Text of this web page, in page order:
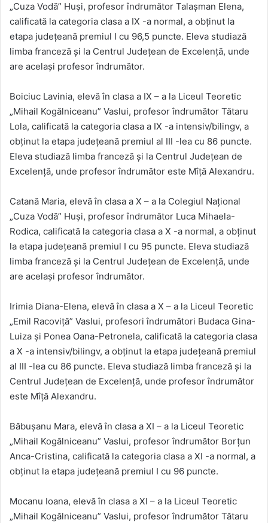
„Cuza Vodă” Huși, profesor îndrumător Talașman Elena,
calificată la categoria clasa a IX -a normal, a obținut la
etapa județeană premiul I cu 96,5 puncte. Eleva studiază
limba franceză și la Centrul Județean de Excelență, unde
are același profesor îndrumător.
Boiciuc Lavinia, elevă în clasa a IX – a la Liceul Teoretic
„Mihail Kogălniceanu” Vaslui, profesor îndrumător Tătaru
Lola, calificată la categoria clasa a IX -a intensiv/bilingv, a
obținut la etapa județeană premiul al III -lea cu 86 puncte.
Eleva studiază limba franceză și la Centrul Județean de
Excelență, unde profesor îndrumător este Mîță Alexandru.
Catană Maria, elevă în clasa a X – a la Colegiul Național
„Cuza Vodă” Huși, profesor îndrumător Luca Mihaela-
Rodica, calificată la categoria clasa a X -a normal, a obținut
la etapa județeană premiul I cu 95 puncte. Eleva studiază
limba franceză și la Centrul Județean de Excelență, unde
are același profesor îndrumător.
Irimia Diana-Elena, elevă în clasa a X – a la Liceul Teoretic
„Emil Racoviță” Vaslui, profesori îndrumători Budaca Gina-
Luiza și Ponea Oana-Petronela, calificată la categoria clasa
a X -a intensiv/bilingv, a obținut la etapa județeană premiul
al III -lea cu 86 puncte. Eleva studiază limba franceză și la
Centrul Județean de Excelență, unde profesor îndrumător
este Mîță Alexandru.
Băbușanu Mara, elevă în clasa a XI – a la Liceul Teoretic
„Mihail Kogălniceanu” Vaslui, profesor îndrumător Borțun
Anca-Cristina, calificată la categoria clasa a XI -a normal, a
obținut la etapa județeană premiul I cu 96 puncte.
Mocanu Ioana, elevă în clasa a XI – a la Liceul Teoretic
„Mihail Kogălniceanu” Vaslui, profesor îndrumător Tătaru